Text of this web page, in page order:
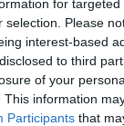
for
selection. Please
interest-based
to third
of your
This information
Participants that
della scrittura
racconto